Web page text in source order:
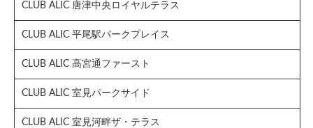
CLUB ALIC 唐津中央ロイヤルテラス
CLUB ALIC 平尾駅パークプレイス
CLUB ALIC 高宮通ファースト
CLUB ALIC 室見パークサイド
CLUB ALIC 室見河畔ザ・テラス